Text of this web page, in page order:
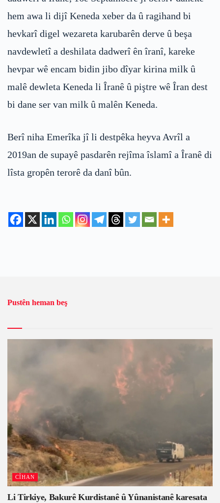
hem awa li dijî Keneda xeber da û ragihand bi
hevkarî digel wezareta karubarên derve û beşa
navdewletî a deshilata dadwerî ên îranî, kareke
hevpar wê encam bidin jibo dîyar kirina milk û
malê dewleta Keneda li Îranê û piştre wê Îran dest
bi dane ser van milk û malên Keneda.
Berî niha Emerîka jî li destpêka heyva Avrîl a
2019an de supayê pasdarên rejîma îslamî a Îranê di
lîsta gropên terorê da danî bûn.
Pustên heman beş
CÎHAN
Li Tirkiye, Bakurê Kurdistanê û Yûnanistanê karesata